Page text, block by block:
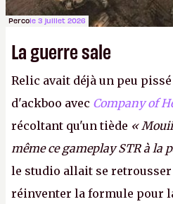
Percole 3 juillet 2026
La guerre sale
Relic avait déjà un peu
d'ackboo avec Company of
récoltant qu'un tiède «
même ce gameplay STR à la
le studio allait se retrousser
réinventer la formule pour